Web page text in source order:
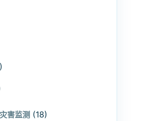
害监测 (18)